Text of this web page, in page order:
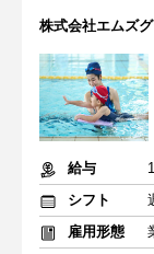
株式会社エムズ
給与
シフト
雇用形態